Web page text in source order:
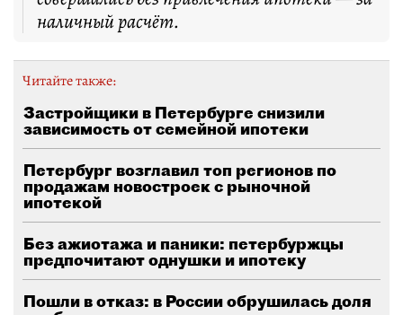
наличный расчёт.
Читайте также:
Застройщики в Петербурге снизили
зависимость от семейной ипотеки
Петербург возглавил топ регионов по
продажам новостроек с рыночной
ипотекой
Без ажиотажа и паники: петербуржцы
предпочитают однушки и ипотеку
Пошли в отказ: в России обрушилась доля